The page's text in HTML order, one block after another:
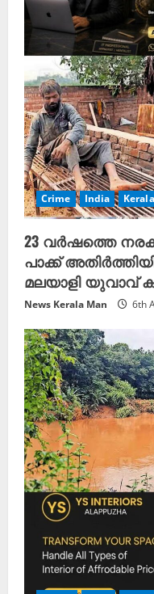
Crime India Kerala
23 വർഷത്തെ
പാക്ക്
മലയാളി യുവാവ്
News Kerala Man 6th